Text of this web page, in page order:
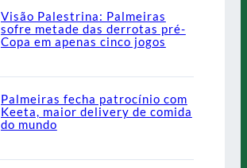
Visão Palestrina: Palmeiras
sofre metade das derrotas pré-
Copa em apenas cinco jogos
Palmeiras fecha patrocínio com
Keeta, maior delivery de comida
do mundo